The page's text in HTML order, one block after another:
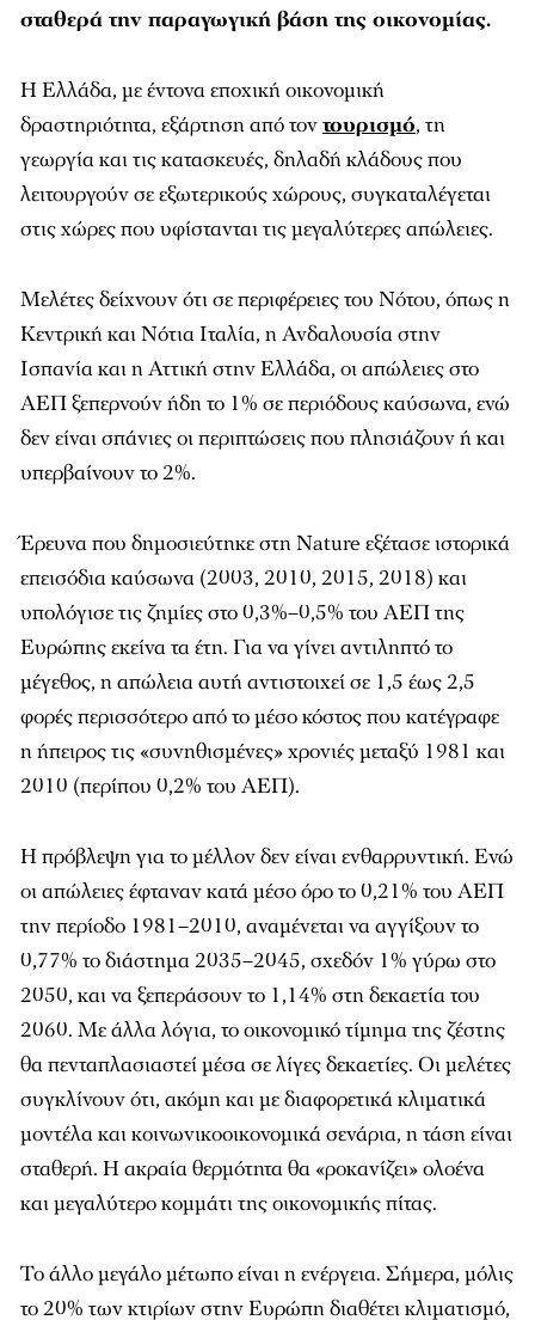
σταθερά την παραγωγική βάση της οικονομίας.
Η Ελλάδα, με έντονα εποχική οικονομική
δραστηριότητα, εξάρτηση από τοντουρισμό, τη
γεωργία και τις κατασκευές, δηλαδή κλάδους που
λειτουργούν σε εξωτερικούς χώρους, συγκαταλέγεται
στις χώρες που υφίστανται τις μεγαλύτερες απώλειες.
Μελέτες δείχνουν ότι σε περιφέρειες του Νότου, όπως η
Κεντρική και Νότια Ιταλία, η Ανδαλουσία στην
Ισπανία και η Αττική στην Ελλάδα, οι απώλειες στο
ΑΕΠ ξεπερνούν ήδη το 1% σε περιόδους καύσωνα, ενώ
δεν είναι σπάνιες οι περιπτώσεις που πλησιάζουν ή και
υπερβαίνουν το 2%.
Έρευνα που δημοσιεύτηκε στη Nature εξέτασε ιστορικά
επεισόδια καύσωνα (2003, 2010, 2015, 2018) και
υπολόγισε τις ζημίες στο 0,3%–0,5% του ΑΕΠ της
Ευρώπης εκείνα τα έτη. Για να γίνει αντιληπτό το
μέγεθος, η απώλεια αυτή αντιστοιχεί σε 1,5 έως 2,5
φορές περισσότερο από το μέσο κόστος που κατέγραφε
η ήπειρος τις «συνηθισμένες» χρονιές μεταξύ 1981 και
2010 (περίπου 0,2% του ΑΕΠ).
Η πρόβλεψη για το μέλλον δεν είναι ενθαρρυντική. Ενώ
οι απώλειες έφταναν κατά μέσο όρο το 0,21% του ΑΕΠ
την περίοδο 1981–2010, αναμένεται να αγγίξουν το
0,77% το διάστημα 2035–2045, σχεδόν 1% γύρω στο
2050, και να ξεπεράσουν το 1,14% στη δεκαετία του
2060. Με άλλα λόγια, το οικονομικό τίμημα της ζέστης
θα πενταπλασιαστεί μέσα σε λίγες δεκαετίες. Οι μελέτες
συγκλίνουν ότι, ακόμη και με διαφορετικά κλιματικά
μοντέλα και κοινωνικοοικονομικά σενάρια, η τάση είναι
σταθερή. Η ακραία θερμότητα θα «ροκανίζει» ολοένα
και μεγαλύτερο κομμάτι της οικονομικής πίτας.
Το άλλο μεγάλο μέτωπο είναι η ενέργεια. Σήμερα, μόλις
το 20% των κτιρίων στην Ευρώπη διαθέτει κλιματισμό,